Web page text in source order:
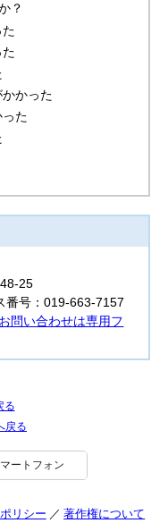
？
かった
た
25
号：019-663-7157
問い合わせは専用フ
る
戻る
ートフォン
リシー 著作権について